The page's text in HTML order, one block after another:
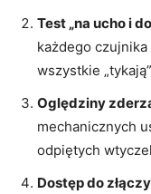
Test „na ucho i
każdego
wszystkie
Oględziny
mechanicznych
odpiętych
Dostęp do złączy